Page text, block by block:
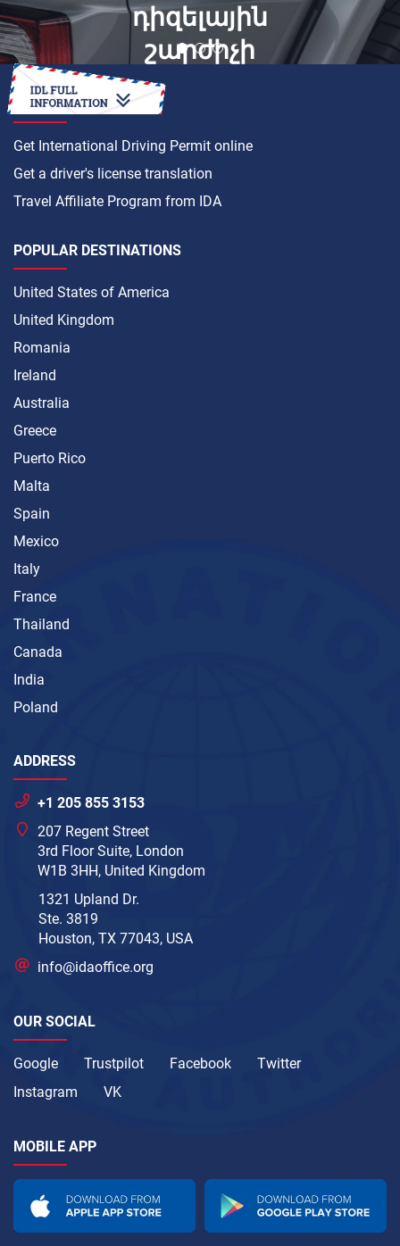
դիզելային
շարժիչի
արտանետումները
HOW TO
Get International Driving Permit online
Get a driver's license translation
Travel Affiliate Program from IDA
POPULAR DESTINATIONS
United States of America
United Kingdom
Romania
Ireland
Australia
Greece
Puerto Rico
Malta
Spain
Mexico
Italy
France
Thailand
Canada
India
Poland
ADDRESS
+1 205 855 3153
207 Regent Street
3rd Floor Suite, London
W1B 3HH, United Kingdom
1321 Upland Dr.
Ste. 3819
Houston, TX 77043, USA
info@idaoffice.org
OUR SOCIAL
Google Trustpilot Facebook
Twitter
Instagram
VK
MOBILE APP